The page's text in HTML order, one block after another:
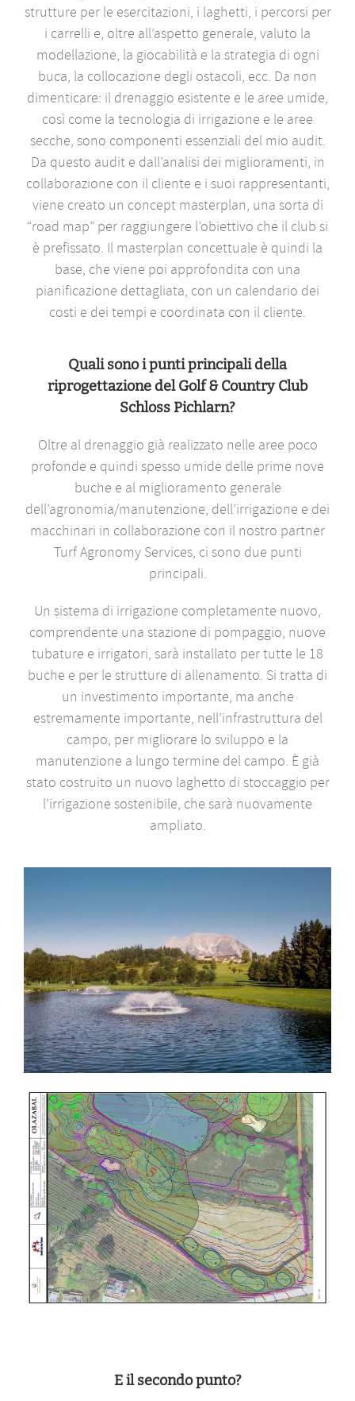
strutture per le esercitazioni, i laghetti, i percorsi per
i carrelli e, oltre all’aspetto generale, valuto la
modellazione, la giocabilità e la strategia di ogni
buca, la collocazione degli ostacoli, ecc. Da non
dimenticare: il drenaggio esistente e le aree umide,
così come la tecnologia di irrigazione e le aree
secche, sono componenti essenziali del mio audit.
Da questo audit e dall’analisi dei miglioramenti, in
collaborazione con il cliente e i suoi rappresentanti,
viene creato un concept masterplan, una sorta di
“road map” per raggiungere l’obiettivo che il club si
è prefissato. Il masterplan concettuale è quindi la
base, che viene poi approfondita con una
pianificazione dettagliata, con un calendario dei
costi e dei tempi e coordinata con il cliente.
Quali sono i punti principali della
riprogettazione del Golf & Country Club
Schloss Pichlarn?
Oltre al drenaggio già realizzato nelle aree poco
profonde e quindi spesso umide delle prime nove
buche e al miglioramento generale
dell’agronomia/manutenzione, dell’irrigazione e dei
macchinari in collaborazione con il nostro partner
Turf Agronomy Services, ci sono due punti
principali.
Un sistema di irrigazione completamente nuovo,
comprendente una stazione di pompaggio, nuove
tubature e irrigatori, sarà installato per tutte le 18
buche e per le strutture di allenamento. Si tratta di
un investimento importante, ma anche
estremamente importante, nell’infrastruttura del
campo, per migliorare lo sviluppo e la
manutenzione a lungo termine del campo. È già
stato costruito un nuovo laghetto di stoccaggio per
l’irrigazione sostenibile, che sarà nuovamente
ampliato.
E il secondo punto?